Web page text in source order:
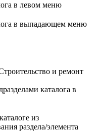
в левом меню
в выпадающем меню
и ремонт
каталога в
из
раздела/элемента